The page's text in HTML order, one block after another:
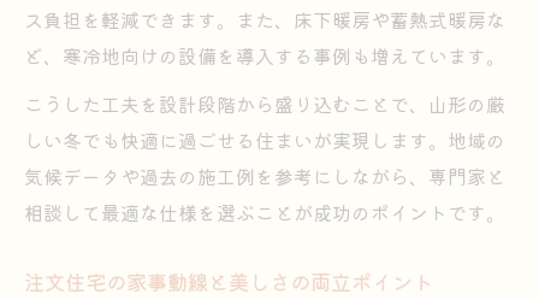
ス負担を軽減できます。また、床下暖房や蓄熱式暖房な
ど、寒冷地向けの設備を導入する事例も増えています。
こうした工夫を設計段階から盛り込むことで、山形の厳
しい冬でも快適に過ごせる住まいが実現します。地域の
気候データや過去の施工例を参考にしながら、専門家と
相談して最適な仕様を選ぶことが成功のポイントです。
注文住宅の家事動線と美しさの両立ポイント